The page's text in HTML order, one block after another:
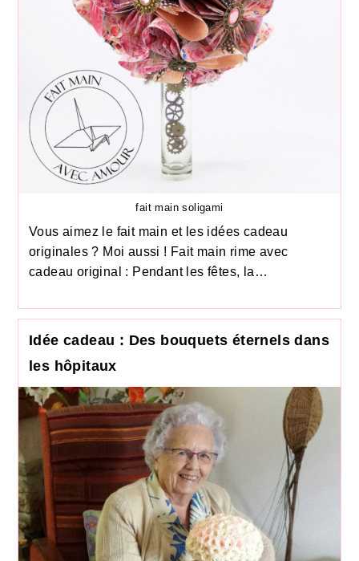
fait main soligami
Vous aimez le fait main et les idées cadeau
originales ? Moi aussi ! Fait main rime avec
cadeau original : Pendant les fêtes, la…
Idée cadeau : Des bouquets éternels dans
les hôpitaux